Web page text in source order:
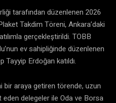
tarafından düzenlenen 2026
Takdim Töreni, Ankara’daki
gerçekleştirildi. TOBB
ev sahipliğinde düzenlenen
Erdoğan katıldı.
bir araya getiren törende, uzun
eden delegeler ile Oda ve Borsa